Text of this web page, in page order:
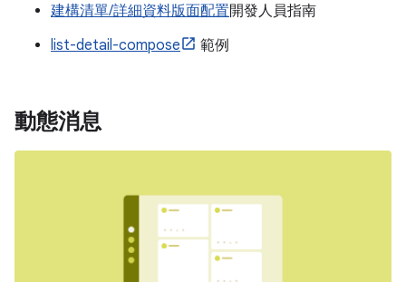
建構清單/詳細資料版面配置開發人員指南
list-detail-compose
範例
動態消息